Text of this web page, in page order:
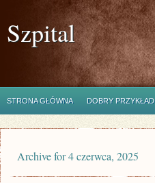
Szpital
STRONA GŁÓWNA DOBRY PRZYKŁAD
Archive for 4 czerwca, 2025